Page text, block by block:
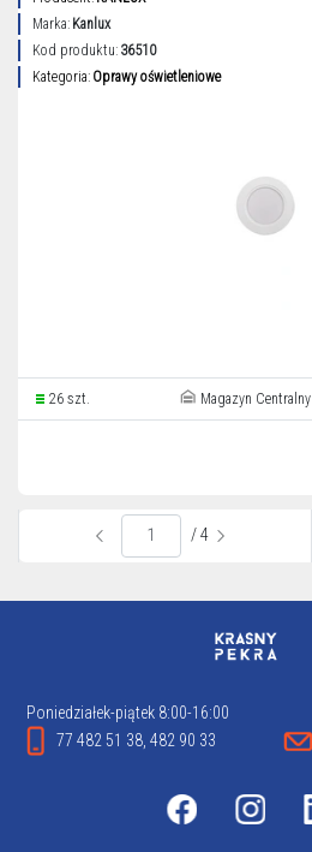
Marka: Kanlux
Kod produktu: 36510
Kategoria: Oprawy oświetleniowe
26 szt. Magazyn Centralny
/ 4
Poniedziałek-piątek 8:00-16:00
77 482 51 38, 482 90 33